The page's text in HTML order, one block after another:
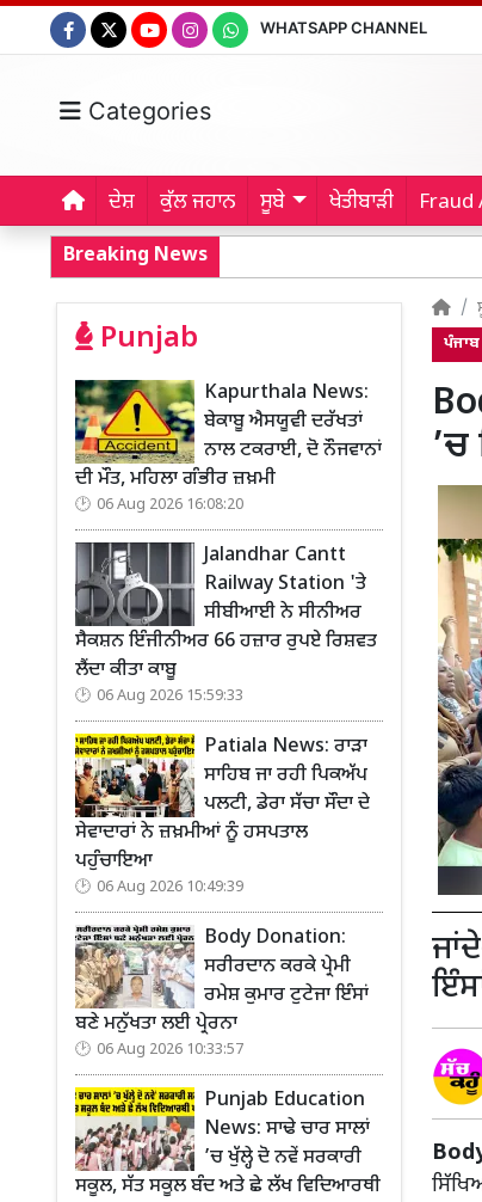
WHATSAPP CHANNEL
Categories
ਦੇਸ਼ ਕੁੱਲ ਜਹਾਨ ਸੂਬੇ ਖੇਤੀਬਾੜੀ Fraud
Breaking News
Punjab
Kapurthala News:
ਬੇਕਾਬੂ ਐਸਯੂਵੀ ਦਰੱਖਤਾਂ
ਨਾਲ ਟਕਰਾਈ, ਦੋ ਨੌਜਵਾਨਾਂ
ਦੀ ਮੌਤ, ਮਹਿਲਾ ਗੰਭੀਰ ਜ਼ਖ਼ਮੀ
06 Aug 2026 16:08:20
Jalandhar Cantt
Railway Station 'ਤੇ
ਸੀਬੀਆਈ ਨੇ ਸੀਨੀਅਰ
ਸੈਕਸ਼ਨ ਇੰਜੀਨੀਅਰ 66 ਹਜ਼ਾਰ ਰੁਪਏ ਰਿਸ਼ਵਤ
ਲੈਂਦਾ ਕੀਤਾ ਕਾਬੂ
06 Aug 2026 15:59:33
Patiala News: ਰਾੜਾ
ਸਾਹਿਬ ਜਾ ਰਹੀ ਪਿਕਅੱਪ
ਪਲਟੀ, ਡੇਰਾ ਸੱਚਾ ਸੌਦਾ ਦੇ
ਸੇਵਾਦਾਰਾਂ ਨੇ ਜ਼ਖ਼ਮੀਆਂ ਨੂੰ ਹਸਪਤਾਲ
ਪਹੁੰਚਾਇਆ
06 Aug 2026 10:49:39
Body Donation:
ਸਰੀਰਦਾਨ ਕਰਕੇ ਪ੍ਰੇਮੀ
ਰਮੇਸ਼ ਕੁਮਾਰ ਟੁਟੇਜਾ ਇੰਸਾਂ
ਬਣੇ ਮਨੁੱਖਤਾ ਲਈ ਪ੍ਰੇਰਨਾ
06 Aug 2026 10:33:57
Punjab Education
News: ਸਾਢੇ ਚਾਰ ਸਾਲਾਂ
’ਚ ਖੁੱਲ੍ਹੇ ਦੋ ਨਵੇਂ ਸਰਕਾਰੀ
ਸਕੂਲ, ਸੱਤ ਸਕੂਲ ਬੰਦ ਅਤੇ ਛੇ ਲੱਖ ਵਿਦਿਆਰਥੀ
ਪੰਜਾਬ